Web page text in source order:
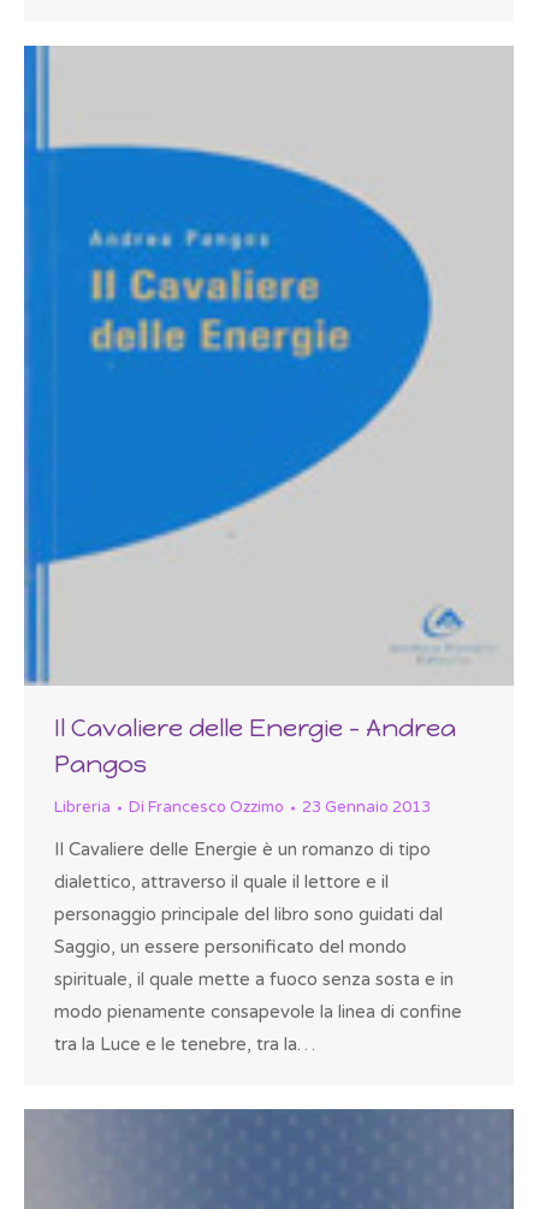
Il Cavaliere delle Energie – Andrea
Pangos
Libreria Di Francesco Ozzimo 23 Gennaio 2013
Il Cavaliere delle Energie è un romanzo di tipo
dialettico, attraverso il quale il lettore e il
personaggio principale del libro sono guidati dal
Saggio, un essere personificato del mondo
spirituale, il quale mette a fuoco senza sosta e in
modo pienamente consapevole la linea di confine
tra la Luce e le tenebre, tra la…